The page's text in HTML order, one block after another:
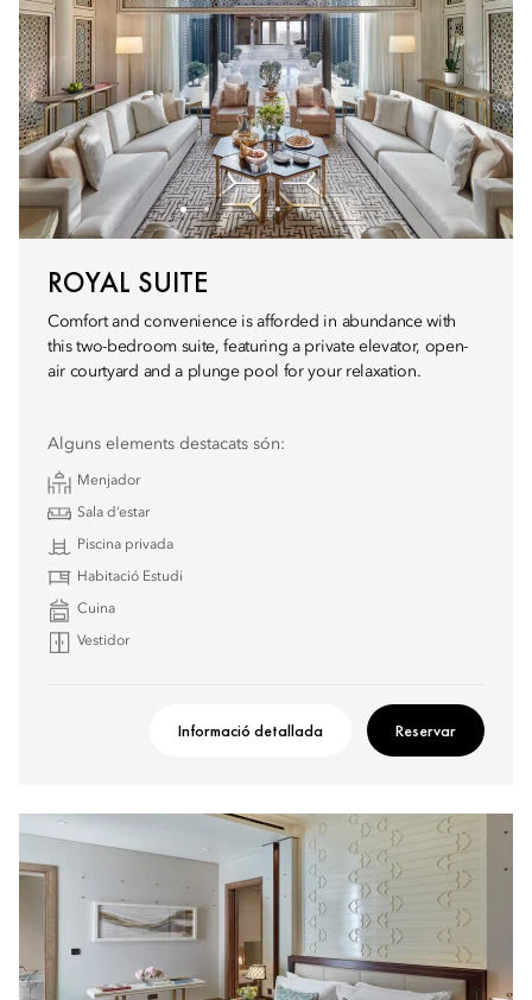
ROYAL SUITE
Comfort and convenience is afforded in abundance with
this two-bedroom suite, featuring a private elevator, open-
air courtyard and a plunge pool for your relaxation.
Alguns elements destacats són:
Menjador
Sala d’estar
Piscina privada
Habitació Estudi
Cuina
Vestidor
Informació detallada Reservar